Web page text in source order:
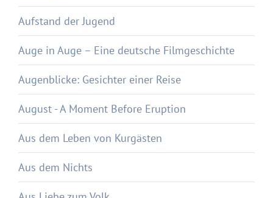
Aufstand der Jugend
Auge in Auge – Eine deutsche Filmgeschichte
Augenblicke: Gesichter einer Reise
August - A Moment Before Eruption
Aus dem Leben von Kurgästen
Aus dem Nichts